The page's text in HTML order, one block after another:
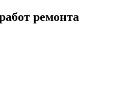
ремонта